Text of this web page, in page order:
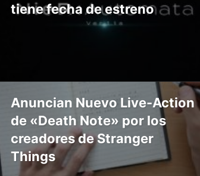
tiene fecha de estreno
Anuncian Nuevo Live-Action
de «Death Note» por los
creadores de Stranger
Things